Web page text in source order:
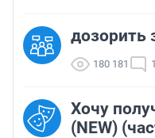
дозорить
180 181
Хочу
(NEW)